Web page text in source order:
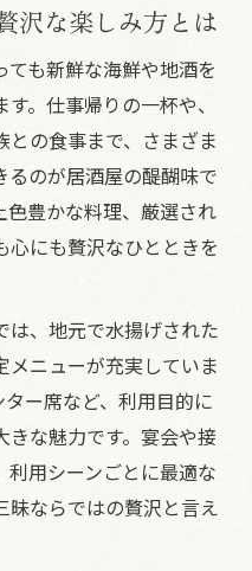
地酒の選び方ポイン
居酒屋の選定基準
屋のこだわりとは
る秘訣
店舗選びのコツ
居酒屋比較ポイント
るメニューの見極め
かる居酒屋三昧の質
る居酒屋三昧の選び
のポイント
沢な楽しみ方とは
も新鮮な海鮮や地酒を
。仕事帰りの一杯や、
の食事まで、さまざま
るのが居酒屋の醍醐味で
色豊かな料理、厳選され
心にも贅沢なひとときを
は、地元で水揚げされた
ニューが充実していま
ー席など、利用目的に
な魅力です。宴会や接
用シーンごとに最適な
昧ならではの贅沢と言え